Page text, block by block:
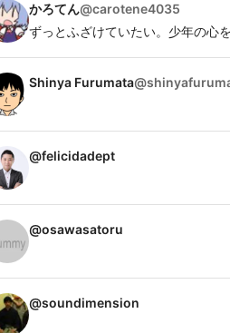
かろてん@carotene4035
ずっとふざけていたい。少年の心
Shinya Furumata@
@felicidadept
@osawasatoru
@soundimension